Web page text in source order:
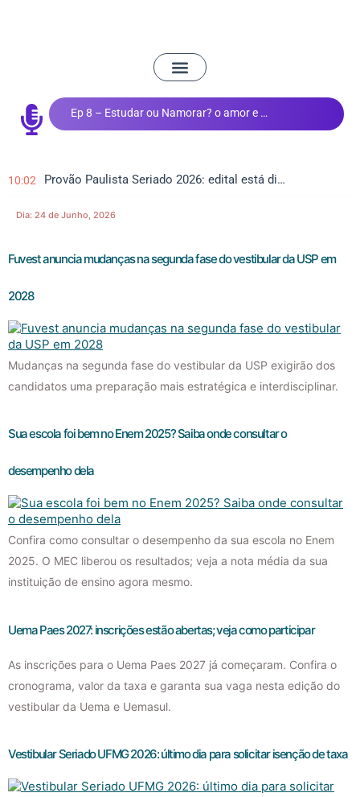
Ep 8 – Estudar ou Namorar? o amor e os estudos
10:02 Provão Paulista Seriado 2026: edital está disponível
Dia: 24 de Junho, 2026
Fuvest anuncia mudanças na segunda fase do vestibular da USP em
2028
Mudanças na segunda fase do vestibular da USP exigirão dos
candidatos uma preparação mais estratégica e interdisciplinar.
Sua escola foi bem no Enem 2025? Saiba onde consultar o
desempenho dela
Confira como consultar o desempenho da sua escola no Enem
2025. O MEC liberou os resultados; veja a nota média da sua
instituição de ensino agora mesmo.
Uema Paes 2027: inscrições estão abertas; veja como participar
As inscrições para o Uema Paes 2027 já começaram. Confira o
cronograma, valor da taxa e garanta sua vaga nesta edição do
vestibular da Uema e Uemasul.
Vestibular Seriado UFMG 2026: último dia para solicitar isenção de taxa